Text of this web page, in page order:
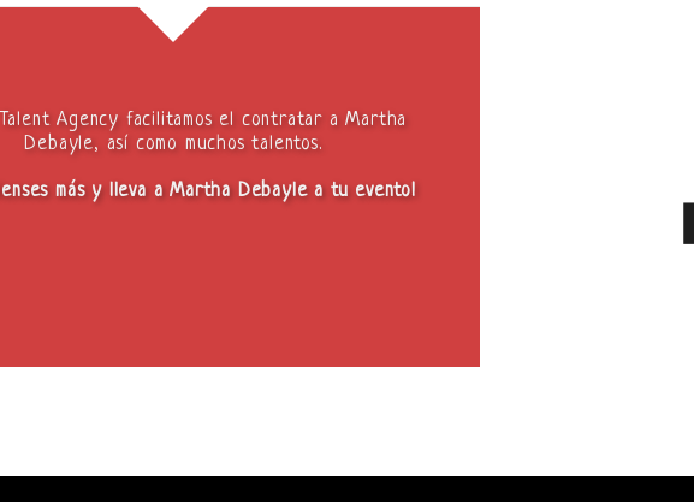
Agency facilitamos el contratar a Martha
Debayle, así como muchos talentos.
más y lleva a Martha Debayle a tu evento!